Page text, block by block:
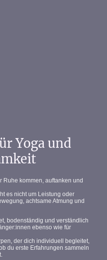
Yoga und
Ruhe kommen, auftanken und
es nicht um Leistung oder
achtsame Atmung und
bodenständig und verständlich
ebenso wie für
, der dich individuell begleitet,
du erste Erfahrungen sammeln